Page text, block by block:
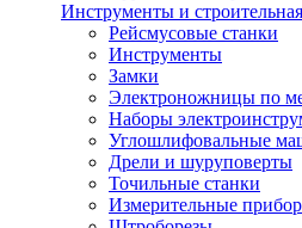
Инструменты и
Рейсмусовые станки
Инструменты
Замки
Электроножницы по
Наборы
Углошлифовальные
Дрели и шуруповерты
Точильные станки
Измерительные